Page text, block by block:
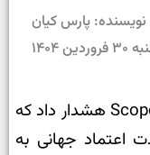
نویسنده: پارس کیان
Scope Ratings هشدار داد که
اعتماد جهانی به